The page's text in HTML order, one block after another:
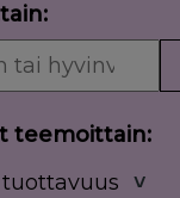
teemoittain:
˅